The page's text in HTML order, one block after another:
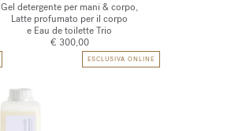
Gel detergente per mani & corpo,
Latte profumato per il corpo
e Eau de toilette Trio
€ 300,00
ESCLUSIVA ONLINE